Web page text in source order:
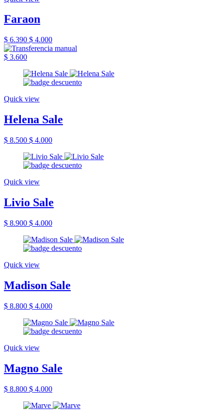
Faraon
$ 6.390 $ 4.000
$ 3.600
Quick view
Helena Sale
$ 8.500 $ 4.000
Quick view
Livio Sale
$ 8.900 $ 4.000
Quick view
Madison Sale
$ 8.800 $ 4.000
Quick view
Magno Sale
$ 8.800 $ 4.000